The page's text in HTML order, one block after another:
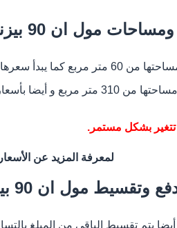
90 بيزنس كومبلكس القاهرة الجديدة؟
سعرها من 11,556,000 جنية.
تبدأ من 108,500,000 جنية.
تتغير بشكل مستمر.
لمعرفة المزيد عن الأسعار
90 بيزنس كومبلكس القاهرة الجديدة؟